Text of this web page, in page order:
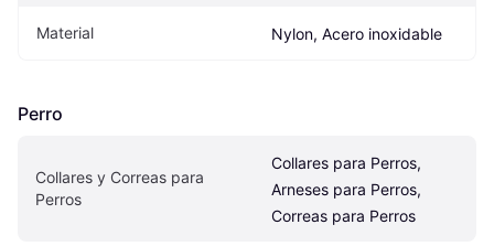
Material Nylon, Acero inoxidable
Perro
Collares y Correas para
Perros
Collares para Perros,
Arneses para Perros,
Correas para Perros